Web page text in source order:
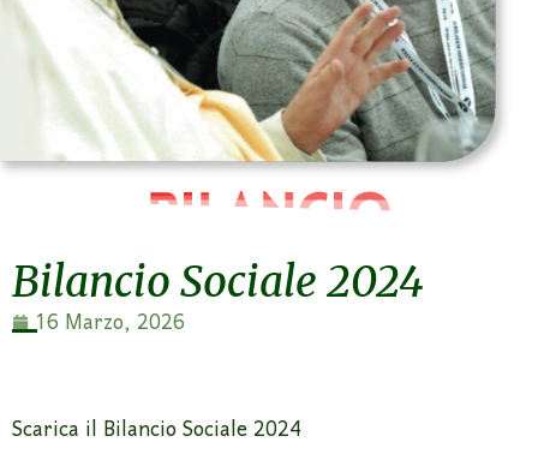
Bilancio Sociale 2024
16 Marzo, 2026
Scarica il Bilancio Sociale 2024